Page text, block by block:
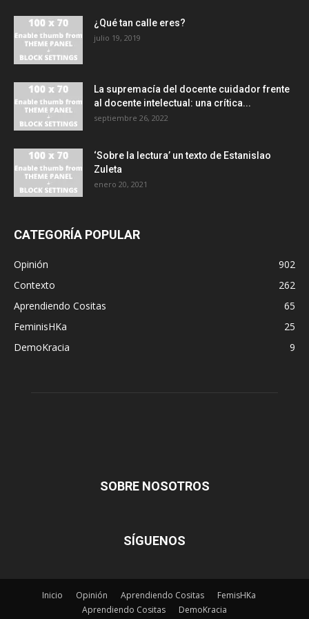
¿Qué tan calle eres?
julio 19, 2019
La supremacía del docente cuidador frente
al docente intelectual: una crítica...
septiembre 26, 2022
‘Sobre la lectura’ un texto de Estanislao
Zuleta
enero 20, 2021
CATEGORÍA POPULAR
Opinión
902
Contexto
262
Aprendiendo Cositas
65
FeminisHKa
25
DemoKracia
9
SOBRE NOSOTROS
SÍGUENOS
Inicio Opinión Aprendiendo Cositas
FemisHKa
Aprendiendo Cositas
DemoKracia